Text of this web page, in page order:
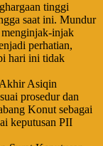
tinggi
saat ini. Mundur
injak
perhatian,
hari ini tidak
Asiqin
prosedur dan
Konut sebagai
keputusan PII